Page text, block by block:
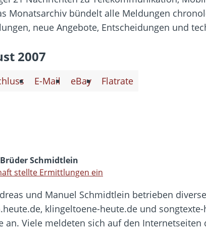
8 Ultra – Das sind die neuen Modelle
unsichtbar – Die Benutzernamen kommen
bei Online-Kündigung gestärkt
Monatsarchiv bündelt alle Meldungen
neue Angebote, Entscheidungen und
2007
E-Mail eBay Flatrate
Schmidtlein
stellte Ermittlungen ein
und Manuel Schmidtlein betrieben
klingeltoene-heute.de und
Viele meldeten sich auf den Internetseiten